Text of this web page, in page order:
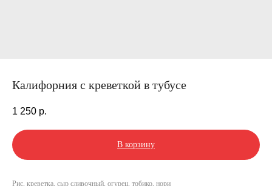
Калифорния с креветкой в тубусе
1 250 р.
В корзину
Рис, креветка, сыр сливочный, огурец, тобико, нори